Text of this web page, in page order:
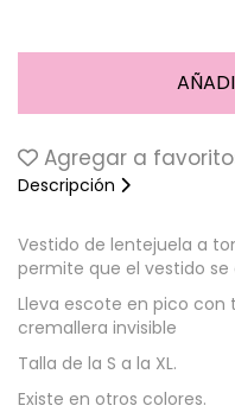
Agregar a
Descripción
Vestido de lentejuela a
permite que el vestido
Lleva escote en pico con
cremallera invisible
Talla de la S a la XL.
Existe en otros colores.